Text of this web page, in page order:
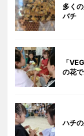
多く
バチ
「
の花
ハチ